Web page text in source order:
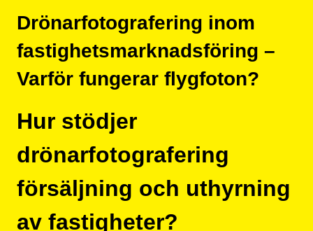
Drönarfotografering inom
fastighetsmarknadsföring –
Varför fungerar flygfoton?
Hur stödjer
drönarfotografering
försäljning och uthyrning
av fastigheter?